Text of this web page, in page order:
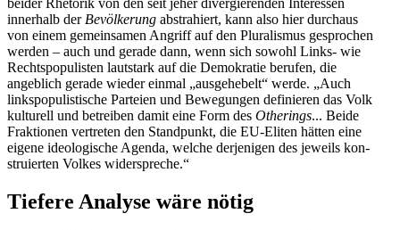
beider Rhe­to­rik von den seit jeher diver­gie­ren­den Inter­es­sen
inner­halb der Bevöl­ke­rung abs­tra­hiert, kann also hier durch­aus
von einem gemein­sa­men Angriff auf den Plu­ra­lis­mus gespro­chen
werden – auch und gerade dann, wenn sich sowohl Links- wie
Rechts­po­pu­lis­ten laut­stark auf die Demo­kra­tie berufen, die
angeb­lich gerade wieder einmal „aus­ge­he­belt“ werde. „Auch
links­po­pu­lis­ti­sche Par­teien und Bewe­gun­gen defi­nie­ren das Volk
kul­tu­rell und betrei­ben damit eine Form des Othe­rings... Beide
Frak­tio­nen ver­tre­ten den Stand­punkt, die EU-Eliten hätten eine
eigene ideo­lo­gi­sche Agenda, welche der­je­ni­gen des jeweils kon­
stru­ier­ten Volkes widerspreche.“
Tiefere Analyse wäre nötig